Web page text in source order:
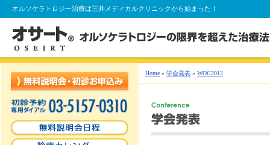
オルソケラトロジー治療は三井メディカルクリニックから始まった！
Home » 学会発表 » WOC2012